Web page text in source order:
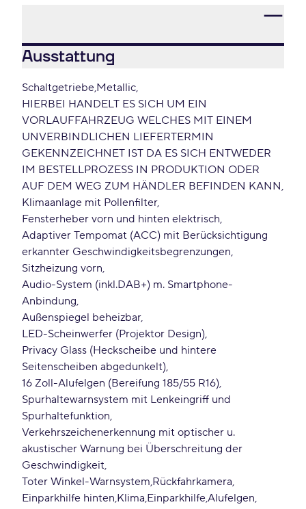
Ausstattung
Schaltgetriebe Metallic
HIERBEI HANDELT ES SICH UM EIN
VORLAUFFAHRZEUG WELCHES MIT EINEM
UNVERBINDLICHEN LIEFERTERMIN
GEKENNZEICHNET IST DA ES SICH ENTWEDER
IM BESTELLPROZESS IN PRODUKTION ODER
AUF DEM WEG ZUM HÄNDLER BEFINDEN KANN
Klimaanlage mit Pollenfilter
Fensterheber vorn und hinten elektrisch
Adaptiver Tempomat (ACC) mit Berücksichtigung
erkannter Geschwindigkeitsbegrenzungen
Sitzheizung vorn
Audio-System (inkl.DAB+) m. Smartphone-
Anbindung
Außenspiegel beheizbar
LED-Scheinwerfer (Projektor Design)
Privacy Glass (Heckscheibe und hintere
Seitenscheiben abgedunkelt)
16 Zoll-Alufelgen (Bereifung 185/55 R16)
Spurhaltewarnsystem mit Lenkeingriff und
Spurhaltefunktion
Verkehrszeichenerkennung mit optischer u.
akustischer Warnung bei Überschreitung der
Geschwindigkeit
Toter Winkel-Warnsystem Rückfahrkamera
Einparkhilfe hinten Klima EinparkhilfeAlufelgen